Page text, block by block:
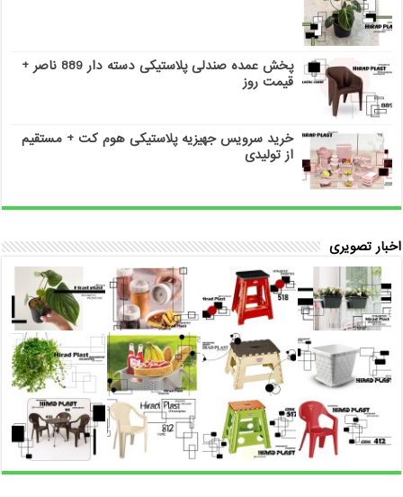
پخش عمده صندلی پلاستیکی دسته دار 889 ناصر +
قیمت روز
خرید سرویس جهیزیه پلاستیکی هوم کت + مستقیم
از تولیدی
اخبار تصویری